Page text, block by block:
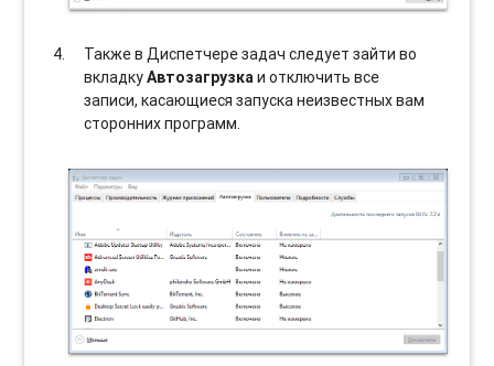
Также в Диспетчере задач следует зайти во
вкладкуАвтозагрузкаи отключить все
записи, касающиеся запуска неизвестных вам
сторонних программ.